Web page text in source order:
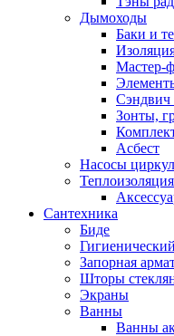
Дымоходы
Баки и
Мастер-
Сэндвич
Зонты,
Асбест
Насосы
Сантехника
Биде
Запорная
Шторы
Экраны
Ванны
Ванны